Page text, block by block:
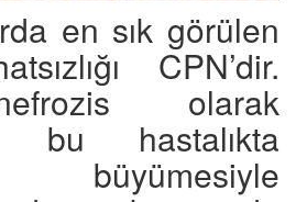
en sık görülen
CPN’dir.
olarak
bu hastalıkta
büyümesiyle